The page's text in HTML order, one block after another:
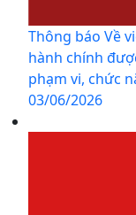
Thông báo Về
hành chính
phạm vi, chức
03/06/2026